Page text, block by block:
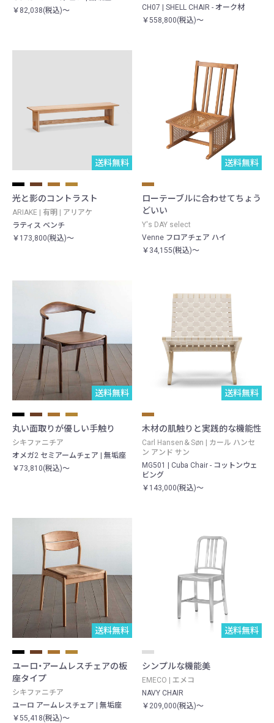
￥82,038(税込)～
CH07 | SHELL CHAIR - オーク材
￥558,800(税込)～
送料無料
光と影のコントラスト
ARIAKE | 有明 | アリアケ
ラティス ベンチ
￥173,800(税込)～
送料無料
ローテーブルに合わせてちょう
どいい
Y's DAY select
Venne フロアチェア ハイ
￥34,155(税込)～
送料無料
丸い面取りが優しい手触り
シキファニチア
オメガ2 セミアームチェア | 無垢座
￥73,810(税込)～
送料無料
木材の肌触りと実践的な機能性
Carl Hansen＆Søn | カール ハンセ
ン アンド サン
MG501 | Cuba Chair - コットンウェ
ビング
￥143,000(税込)～
送料無料
ユーロ・アームレスチェアの板
座タイプ
シキファニチア
ユーロ アームレスチェア | 無垢座
￥55,418(税込)～
送料無料
シンプルな機能美
EMECO | エメコ
NAVY CHAIR
￥209,000(税込)～